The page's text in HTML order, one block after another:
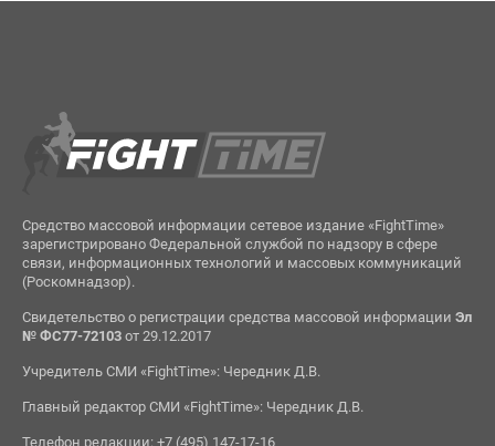
Средство массовой информации сетевое издание «FightTime»
зарегистрировано Федеральной службой по надзору в сфере
связи, информационных технологий и массовых коммуникаций
(Роскомнадзор).
Свидетельство о регистрации средства массовой информации Эл
№ ФС77-72103от 29.12.2017
Учредитель СМИ «FightTime»: Чередник Д.В.
Главный редактор СМИ «FightTime»: Чередник Д.В.
Телефон редакции: +7 (495) 147-17-16